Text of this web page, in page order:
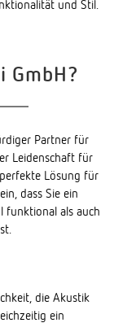
und Stil.
GmbH?
Partner für
Leidenschaft für
Lösung für
dass Sie ein
funktional als auch
die Akustik
ein